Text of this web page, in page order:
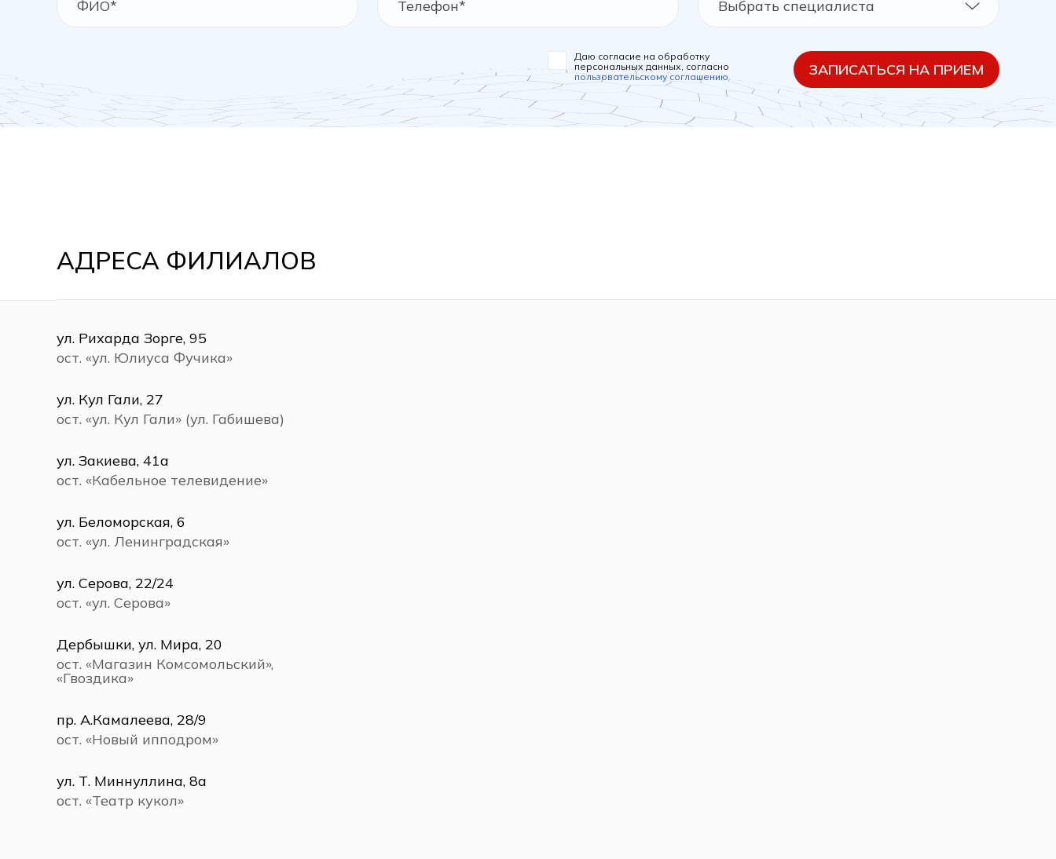
Выбрать специалиста
Даю согласие на обработку
персональных данных, согласно
пользовательскому соглашению
ЗАПИСАТЬСЯ НА ПРИЕМ
АДРЕСА ФИЛИАЛОВ
ул. Рихарда Зорге, 95
ост. «ул. Юлиуса Фучика»
ул. Кул Гали, 27
ост. «ул. Кул Гали» (ул. Габишева)
ул. Закиева, 41а
ост. «Кабельное телевидение»
ул. Беломорская, 6
ост. «ул. Ленинградская»
ул. Серова, 22/24
ост. «ул. Серова»
Дербышки, ул. Мира, 20
ост. «Магазин Комсомольский»,
«Гвоздика»
пр. А.Камалеева, 28/9
ост. «Новый ипподром»
ул. Т. Миннуллина, 8а
ост. «Театр кукол»